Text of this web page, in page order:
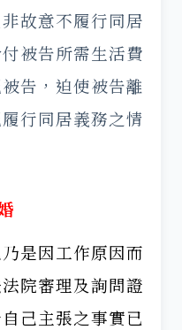
故意不履行同居
被告所需生活費
告，迫使被告離
行同居義務之情
是因工作原因而
院審理及詢問證
己主張之事實已